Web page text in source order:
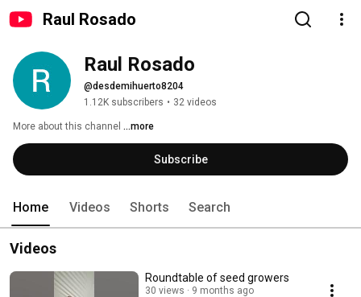
Raul Rosado
Raul Rosado
@desdemihuerto8204
1.12K subscribers • 32 videos
More about this channel ...more
Subscribe
Home Videos Shorts Search
Videos
Roundtable of seed growers
30 views 9 months ago